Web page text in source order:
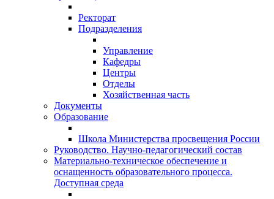
Ректорат
Подразделения
Управление
Кафедры
Центры
Отделы
Хозяйственная часть
Документы
Образование
Школа Министерства просвещения России
Руководство. Научно-педагогический состав
Материально-техническое обеспечение и
оснащенность образовательного процесса.
Доступная среда